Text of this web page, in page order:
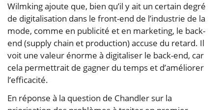
Wilmking ajoute que, bien qu’il y ait un certain degré
de digitalisation dans le front-end de l’industrie de la
mode, comme en publicité et en marketing, le back-
end (supply chain et production) accuse du retard. Il
voit une valeur énorme à digitaliser le back-end, car
cela permettrait de gagner du temps et d’améliorer
l’efficacité.
En réponse à la question de Chandler sur la